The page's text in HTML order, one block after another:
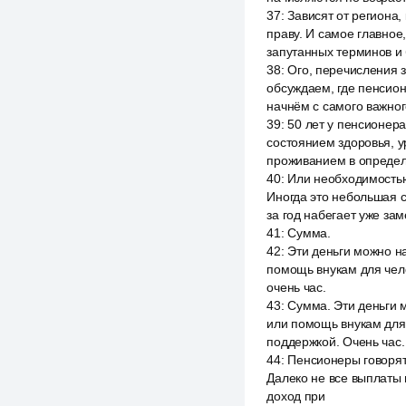
37:Зависят от
праву. И самое
запутанных терминов и
38:Ого, перечисления
обсуждаем, где
начнём с самого
39:50 лет у
состоянием здоровья,
проживанием в
40: Или
Иногда это небольшая
за год набегает уже
41 :Сумма.
42: Эти деньги можно
помощь внукам для
очень час.
43:Сумма. Эти деньги
или помощь внукам для
поддержкой. Очень час.
44: Пенсионеры
Далеко не все
доход при